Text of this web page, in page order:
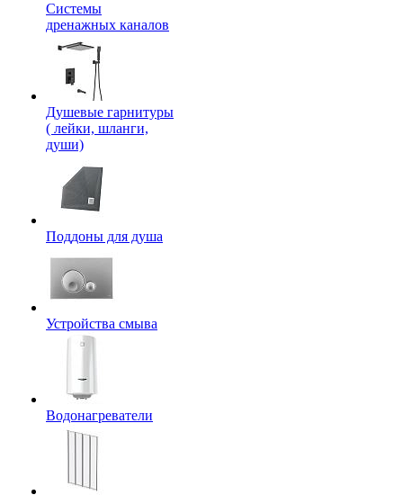
Системы
дренажных каналов
Душевые гарнитуры
( лейки, шланги,
души)
Поддоны для душа
Устройства смыва
Водонагреватели